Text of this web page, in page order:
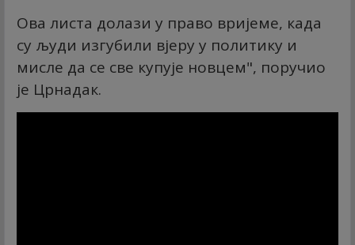
Ова листа долази у право вријеме, када
су људи изгубили вјеру у политику и
мисле да се све купује новцем", поручио
је Црнадак.